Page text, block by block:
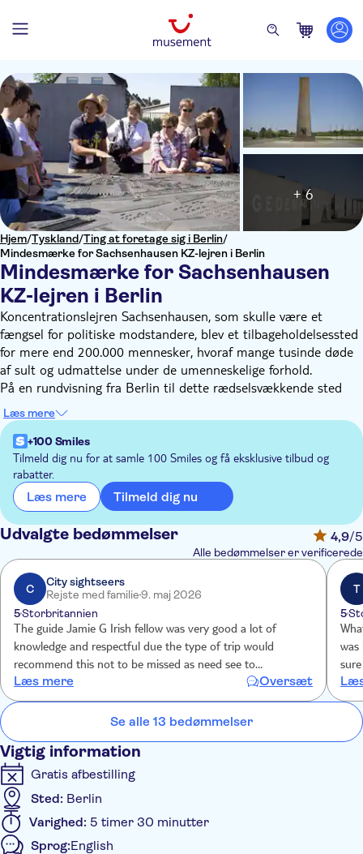
Hjem/Tyskland/Ting at foretage sig i Berlin/
Mindesmærke for Sachsenhausen KZ-lejren i Berlin
Mindesmærke for Sachsenhausen
KZ-lejren i Berlin
+ 6
Koncentrationslejren Sachsenhausen, som skulle være et
fængsel for politiske modstandere, blev et tilbageholdelsessted
for mere end 200.000 mennesker, hvoraf mange tusinde døde
af sult og udmattelse under de umenneskelige forhold.
På en rundvisning fra Berlin til dette rædselsvækkende sted
finder du ud af, hvordan nazistiske arkitekter designede
grunden og bygningerne med henblik på at underkaste
fangerne SS's absolutte magt. Trods omstændighederne vil du
opdage livsglæden i dødslejren, lære om fangernes dagligdag
og høre skræmmende historier om dem, der langsomt døde af
følgesygdomme til sult, tvangsarbejde og systematisk
udryddelse. Under din rundvisning vil du besøge strafcellerne,
henrettelsesområderne og krematoriet, det patologiske
laboratorium og hospitalet, galgen og de jødiske barakker.
Du vil også lære om den Særlige Lejr nr. 7/1, da
Sachsenhausen blev til en sovjetisk lejr. Indtil dens lukning i
1950 blev yderligere 60.000 mænd holdt fanget her, for det
meste tidligere nazifunktionærer, tyske krigsfanger og
sovjetiske desertører. Omkring 12.000 fanger døde af sult,
kulde og sygdom under Sovjetunionen.
Læs mere
+100 Smiles
Tilmeld dig nu for at samle 100 Smiles og få eksklusive tilbud og
rabatter.
Læs mere Tilmeld dig nu
Udvalgte bedømmelser 4,9/5
Alle bedømmelser er verificerede
C
City sightseers
Rejste med familie9. maj 2026
5Storbritannien
The guide Jamie G Irish fellow was very good a lot of
knowledge and respectful due the type of trip would
recommend this not to be missed as need see to
understand the subject were humanity not at it greatest
Læs mere Oversæt
T
5
was
Se alle 13 bedømmelser
Vigtig information
Gratis afbestilling
Sted: Berlin
Varighed: 5 timer 30 minutter
Sprog:English